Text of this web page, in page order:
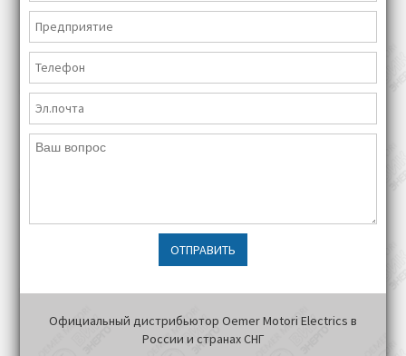
ОТПРАВИТЬ
Официальный дистрибьютор Oemer Motori Electrics в
России и странах СНГ